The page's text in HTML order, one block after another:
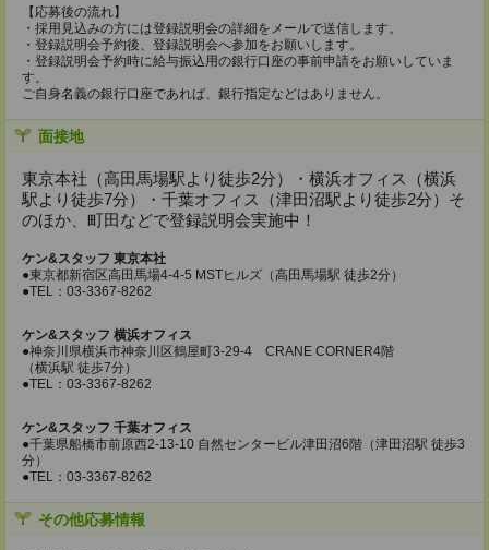
【応募後の流れ】
・採用見込みの方には登録説明会の詳細をメールで送信します。
・登録説明会予約後、登録説明会へ参加をお願いします。
・登録説明会予約時に給与振込用の銀行口座の事前申請をお願いしていま
す。
ご自身名義の銀行口座であれば、銀行指定などはありません。
面接地
東京本社（高田馬場駅より徒歩2分）・横浜オフィス（横浜
駅より徒歩7分）・千葉オフィス（津田沼駅より徒歩2分）そ
のほか、町田などで登録説明会実施中！
ケン&スタッフ 東京本社
●東京都新宿区高田馬場4-4-5 MSTヒルズ（高田馬場駅 徒歩2分）
●TEL：03-3367-8262
ケン&スタッフ 横浜オフィス
●神奈川県横浜市神奈川区鶴屋町3-29-4 CRANE CORNER4階
（横浜駅 徒歩7分）
●TEL：03-3367-8262
ケン&スタッフ 千葉オフィス
●千葉県船橋市前原西2-13-10 自然センタービル津田沼6階（津田沼駅 徒歩3
分）
●TEL：03-3367-8262
その他応募情報